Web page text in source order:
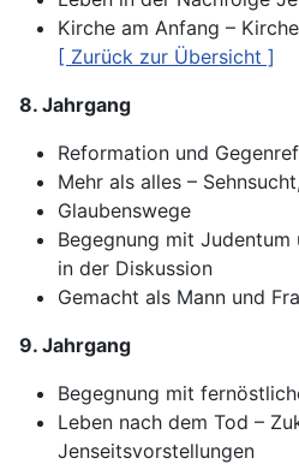
Kirche am Anfang –
[ Zurück zur Übersicht ]
8. Jahrgang
Reformation und
Mehr als alles –
Glaubenswege
Begegnung mit Judentum
in der Diskussion
Gemacht als Mann und
9. Jahrgang
Begegnung mit
Leben nach dem Tod –
Jenseitsvorstellungen